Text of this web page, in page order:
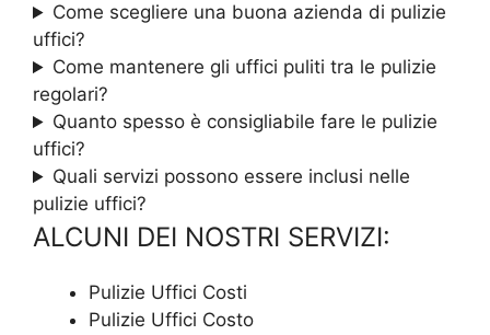
Come scegliere una buona azienda di pulizie
uffici?
Come mantenere gli uffici puliti tra le pulizie
regolari?
Quanto spesso è consigliabile fare le pulizie
uffici?
Quali servizi possono essere inclusi nelle
pulizie uffici?
ALCUNI DEI NOSTRI SERVIZI:
Pulizie Uffici Costi
Pulizie Uffici Costo